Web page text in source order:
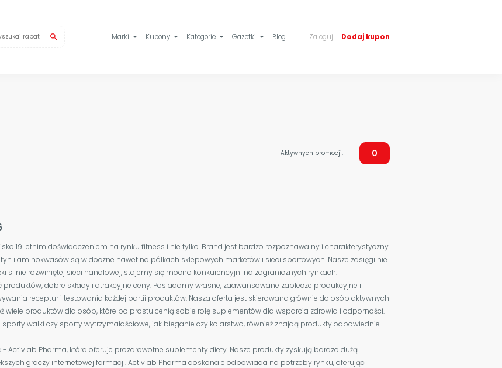
search Marki arrow_drop_down Kupony arrow_drop_down Kategorie arrow_drop_down Gazetki arrow_drop_down Blog Zaloguj Dodaj kupon
Aktywnych promocji: 0
19 letnim doświadczeniem na rynku fitness i nie tylko. Brand jest bardzo rozpoznawalny i charakterystyczny.
i aminokwasów są widoczne nawet na półkach sklepowych marketów i sieci sportowych. Nasze zasięgi nie
silnie rozwiniętej sieci handlowej, stajemy się mocno konkurencyjni na zagranicznych rynkach.
dobre składy i atrakcyjne ceny. Posiadamy własne, zaawansowane zaplecze produkcyjne i
receptur i testowania każdej partii produktów. Nasza oferta jest skierowana głównie do osób aktywnych
wiele produktów dla osób, które po prostu cenią sobie rolę suplementów dla wsparcia zdrowia i odporności.
walki czy sporty wytrzymałościowe, jak bieganie czy kolarstwo, również znajdą produkty odpowiednie
Activlab Pharma, która oferuje prozdrowotne suplementy diety. Nasze produkty zyskują bardzo dużą
graczy internetowej farmacji. Activlab Pharma doskonale odpowiada na potrzeby rynku, oferując